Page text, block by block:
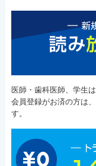
医師・歯科医師、学生は
会員登録がお済の方は、
す。